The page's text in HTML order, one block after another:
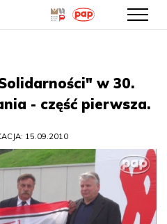
treści
w 30.
- część pierwsza.
15.09.2010